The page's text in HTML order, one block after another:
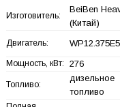
Изготовитель:
BeiBen
(Китай)
Двигатель:
Мощность, кВт: 276
Топливо:
дизельное
топливо